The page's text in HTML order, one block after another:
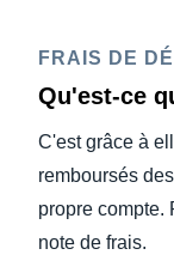
FRAIS DE
Qu'est-ce
C'est grâce à
remboursés
propre compte.
note de frais.